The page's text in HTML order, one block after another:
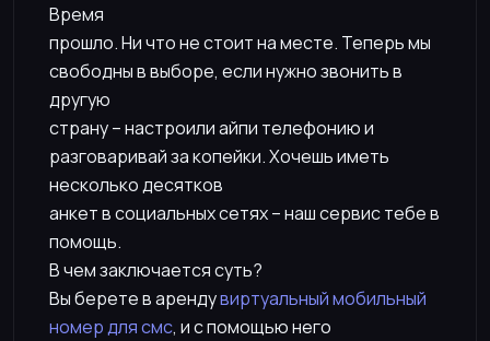
Время
прошло. Ни что не стоит на месте. Теперь мы
свободны в выборе, если нужно звонить в
другую
страну – настроили айпи телефонию и
разговаривай за копейки. Хочешь иметь
несколько десятков
анкет в социальных сетях – наш сервис тебе в
помощь.
В чем заключается суть?
Вы берете в арендувиртуальный мобильный
номер для смс, и с помощью него